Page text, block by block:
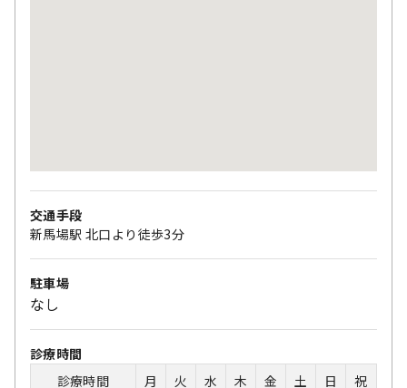
交通手段
新馬場駅 北口より徒歩3分
駐車場
なし
診療時間
診療時間
月 火 水 木 金 土 日 祝